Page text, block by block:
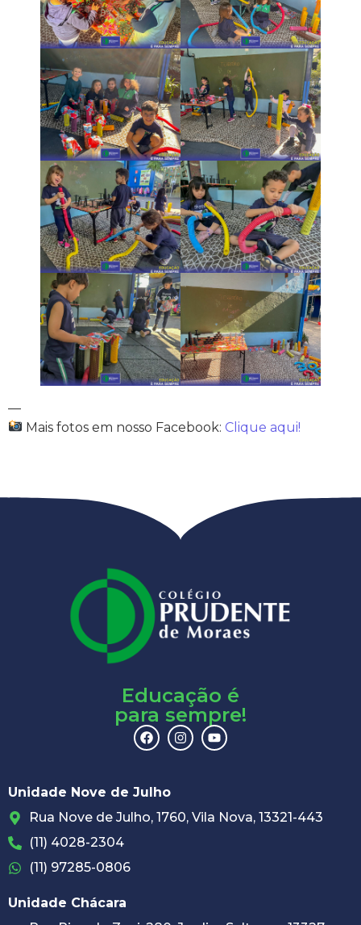
—
Mais fotos em nosso Facebook: Clique aqui!
Educação é
para sempre!
Unidade Nove de Julho
Rua Nove de Julho, 1760, Vila Nova, 13321-443
(11) 4028-2304
(11) 97285-0806
Unidade Chácara